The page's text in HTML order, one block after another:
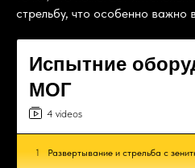
Испытние
МОГ
4 videos
1 Развертывание и стрельба с
стрельбу, что особенно важно